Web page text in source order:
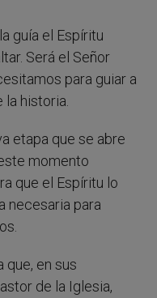
guía el Espíritu
Será el Señor
para guiar a
la historia.
etapa que se abre
momento
que el Espíritu lo
necesaria para
que, en sus
de la Iglesia,